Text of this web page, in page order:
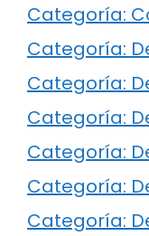
Categoría:
Categoría:
Categoría:
Categoría:
Categoría:
Categoría:
Categoría: